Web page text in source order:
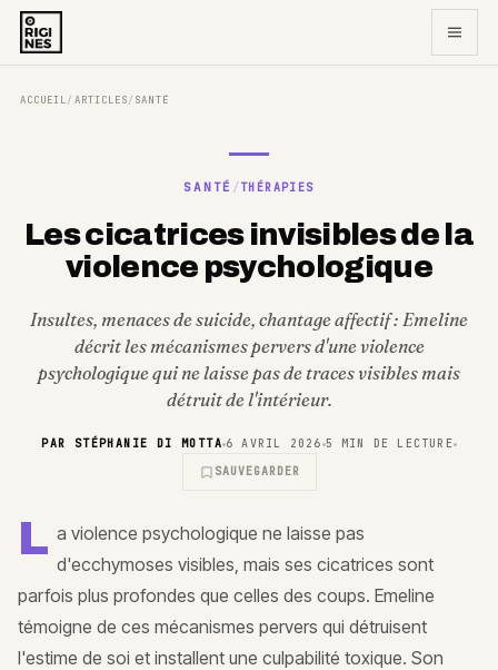
ACCUEIL / ARTICLES / SANTÉ
SANTÉ /THÉRAPIES
Les cicatrices invisibles de la
violence psychologique
Insultes, menaces de suicide, chantage affectif : Emeline
décrit les mécanismes pervers d'une violence
psychologique qui ne laisse pas de traces visibles mais
détruit de l'intérieur.
PAR STÉPHANIE DI MOTTA 6 AVRIL 2026 5
MIN DE LECTURE
SAUVEGARDER
L a violence psychologique ne laisse pas
d'ecchymoses visibles, mais ses cicatrices sont
parfois plus profondes que celles des coups. Emeline
témoigne de ces mécanismes pervers qui détruisent
l'estime de soi et installent une culpabilité toxique. Son